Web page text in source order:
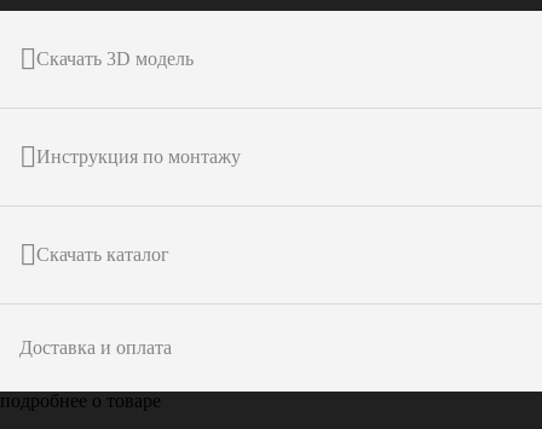
Скачать 3D модель
Инструкция по монтажу
Скачать каталог
Доставка и оплата
подробнее о товаре